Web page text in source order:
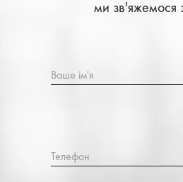
ми зв'яжемося
Ваше ім'я
Телефон